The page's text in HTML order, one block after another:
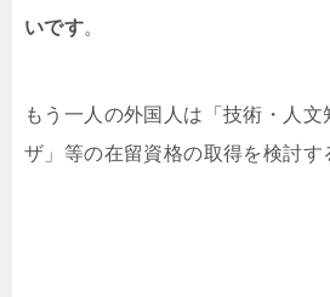
いです。
もう一人の外国人は「技術・人
ザ」等の在留資格の取得を検討す